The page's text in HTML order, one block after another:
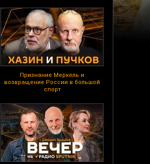
Признание Меркель и
возвращение России в большой
спорт